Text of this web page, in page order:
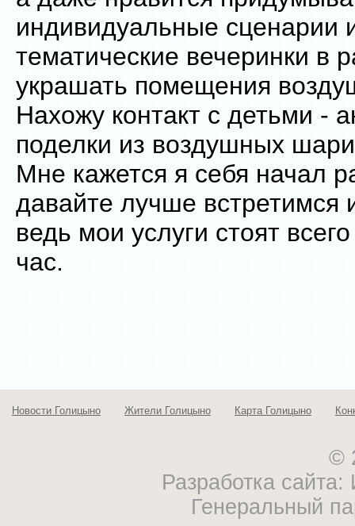
индивидуальные сценарии
тематические вечеринки в
украшать помещения
Нахожу контакт с детьми -
поделки из воздушных
Мне кажется я себя начал
давайте лучше встретимся
ведь мои услуги стоят
час.
Новости Голицыно Жители Голицыно Карта Голицыно
©
Разработка
Генеральный